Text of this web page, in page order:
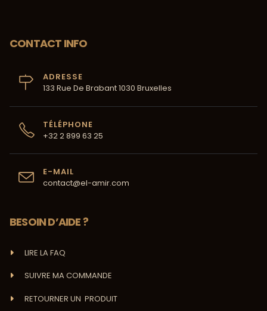
CONTACT INFO
ADRESSE
133 Rue De Brabant 1030 Bruxelles
TÉLÉPHONE
+32 2 899 63 25
E-MAIL
contact@el-amir.com
BESOIN D’AIDE ?
LIRE LA FAQ
SUIVRE MA COMMANDE
RETOURNER UN PRODUIT